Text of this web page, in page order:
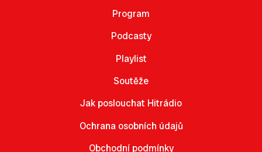
Program
Podcasty
Playlist
Soutěže
Jak poslouchat Hitrádio
Ochrana osobních údajů
Obchodní podmínky